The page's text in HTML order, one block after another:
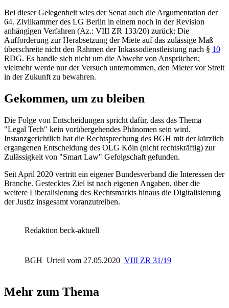
Bei dieser Gelegenheit wies der Senat auch die Argumentation der
64. Zivilkammer des LG Berlin in einem noch in der Revision
anhängigen Verfahren (Az.: VIII ZR 133/20) zurück: Die
Aufforderung zur Herabsetzung der Miete auf das zulässige Maß
überschreite nicht den Rahmen der Inkassodienstleistung nach § 10
RDG. Es handle sich nicht um die Abwehr von Ansprüchen;
vielmehr werde nur der Versuch unternommen, den Mieter vor Streit
in der Zukunft zu bewahren.
Gekommen, um zu bleiben
Die Folge von Entscheidungen spricht dafür, dass das Thema
"Legal Tech" kein vorübergehendes Phänomen sein wird.
Instanzgerichtlich hat die Rechtsprechung des BGH mit der kürzlich
ergangenen Entscheidung des OLG Köln (nicht rechtskräftig) zur
Zulässigkeit von "Smart Law" Gefolgschaft gefunden.
Seit April 2020 vertritt ein eigener Bundesverband die Interessen der
Branche. Gestecktes Ziel ist nach eigenen Angaben, über die
weitere Liberalisierung des Rechtsmarkts hinaus die Digitalisierung
der Justiz insgesamt voranzutreiben.
Redaktion beck-aktuell
BGH Urteil vom 27.05.2020 VIII ZR 31/19
Mehr zum Thema